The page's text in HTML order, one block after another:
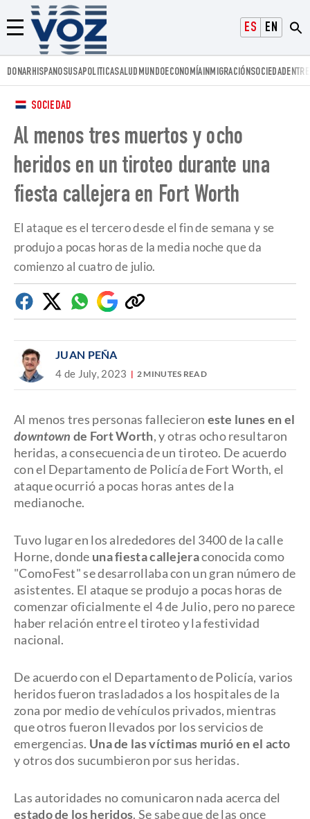
ESPAÑOLENGLISH
Menú
Voz.us
DONARHISPANOSUSAPOLITICASALUD MUNDOECONOMÍAINMIGRACIÓNSOCIEDAD
SOCIEDAD
Al menos tres muertos y ocho
heridos en un tiroteo durante una
fiesta callejera en Fort Worth
El ataque es el tercero desde el fin de semana y se
produjo a pocas horas de la media noche que da
comienzo al cuatro de julio.
FacebookTwitterWhatsapp
Google
Discover
Copiar
enlace
JUAN PEÑA
4 de July, 2023 2 MINUTES READ
Al menos tres personas fallecieron este lunes en el
downtown de Fort Worth, y otras ocho resultaron
heridas, a consecuencia de un tiroteo. De acuerdo
con el Departamento de Policía de Fort Worth, el
ataque ocurrió a pocas horas antes de la
medianoche.
Tuvo lugar en los alrededores del 3400 de la calle
Horne, donde una fiesta callejeraconocida como
"ComoFest" se desarrollaba con un gran número de
asistentes. El ataque se produjo a pocas horas de
comenzar oficialmente el 4 de Julio, pero no parece
haber relación entre el tiroteo y la festividad
nacional.
De acuerdo con el Departamento de Policía, varios
heridos fueron trasladados a los hospitales de la
zona por medio de vehículos privados, mientras
que otros fueron llevados por los servicios de
emergencias. Una de las víctimas murió en el acto
y otros dos sucumbieron por sus heridas.
Las autoridades no comunicaron nada acerca del
estado de los heridos. Se sabe que de las once